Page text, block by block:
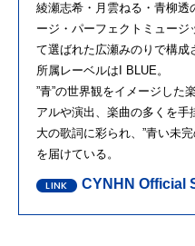
綾瀬志希・月雲ねる・青柳透
ージ・パーフェクトミュー
て選ばれた広瀬みのりで構成
所属レーベルはI BLUE。
”青”の世界観をイメージした
アルや演出、楽曲の多くを手
大の歌詞に彩られ、”青い未
を届けている。
CYNHN Official